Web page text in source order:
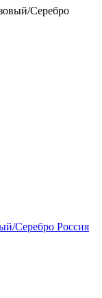
Серебро
Серебро Россия